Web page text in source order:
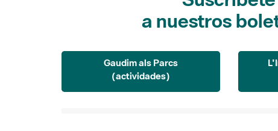
a nuestros
Gaudim als Parcs
(actividades)